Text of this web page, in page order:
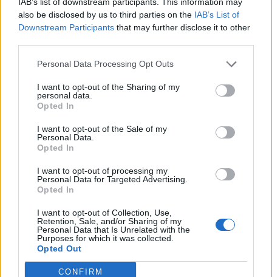
also be disclosed by us to third parties on the IAB’s List of
Downstream Participants that may further disclose it to other
Personal Data Processing Opt Outs
I want to opt-out of the Sharing of my
personal data.
Opted In
I want to opt-out of the Sale of my
Personal Data.
Opted In
I want to opt-out of processing my
Personal Data for Targeted Advertising.
Opted In
I want to opt-out of Collection, Use,
Retention, Sale, and/or Sharing of my
Personal Data that Is Unrelated with the
Purposes for which it was collected.
Opted Out
CONFIRM
ΝΕΟΙ ΟΡΙΖΟΝΤΕΣ ΝΟΜΌΣ ΧΑΝΊΩΝ
Χανιά: Αυτοψία στα έργα στον ΒΟΑΚ
Νέα ταυτότητα: Ποιους φορείς
6 Αυγούστου 2026 17:20
στην προστασία των σπιτιών μας
από τις φωτιές
ΓΕΎΣΗ - ΨΥΧΑΓΩΓΊΑ
Σύκο: Το φρούτο με τα μυστικά που
6 Αυγούστου 2026 17:11